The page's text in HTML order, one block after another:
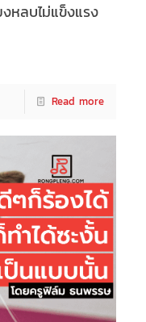
หลบไม่แข็งแรง
Read more